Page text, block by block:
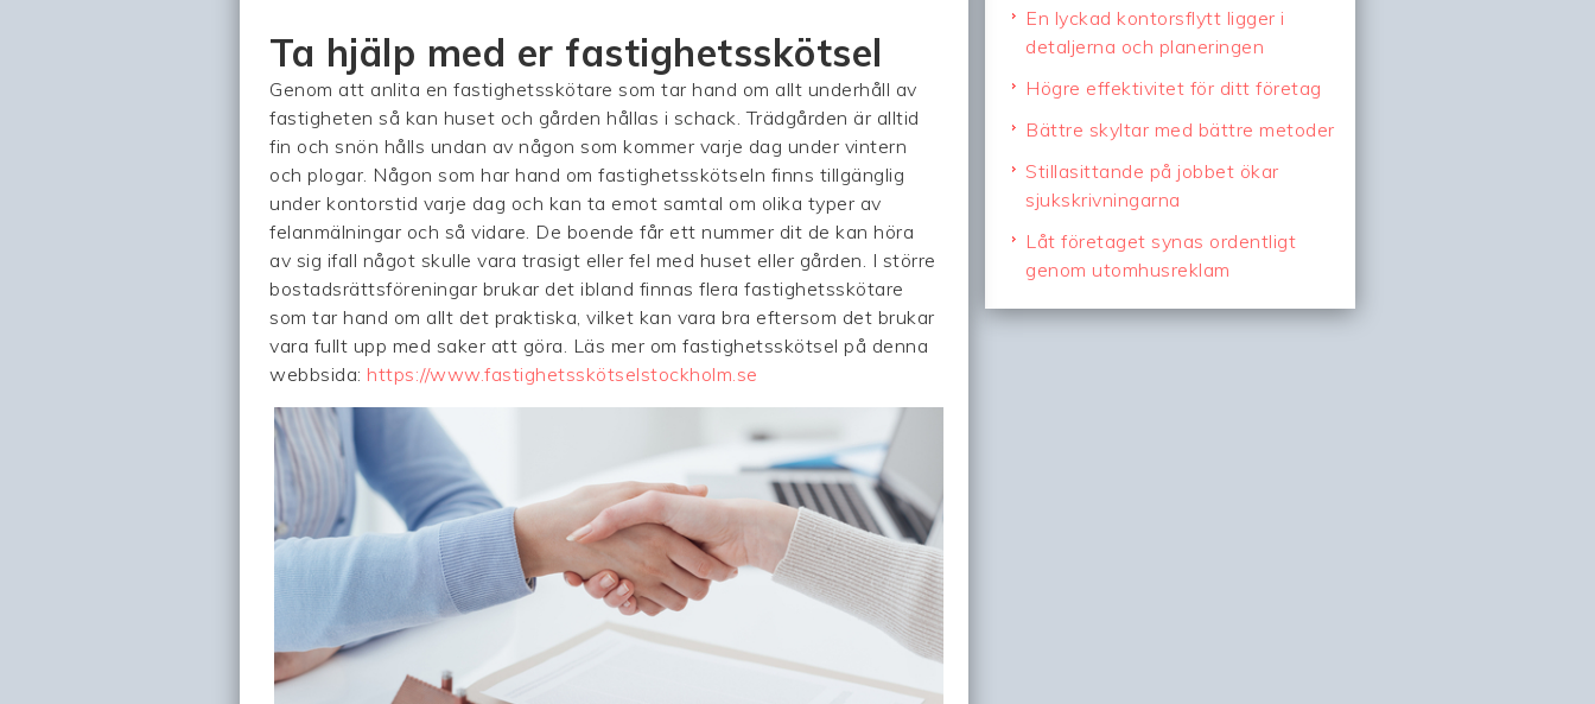
Ta hjälp med er fastighetsskötsel
Genom att anlita en fastighetsskötare som tar hand om allt underhåll av
fastigheten så kan huset och gården hållas i schack. Trädgården är alltid
fin och snön hålls undan av någon som kommer varje dag under vintern
och plogar. Någon som har hand om fastighetsskötseln finns tillgänglig
under kontorstid varje dag och kan ta emot samtal om olika typer av
felanmälningar och så vidare. De boende får ett nummer dit de kan höra
av sig ifall något skulle vara trasigt eller fel med huset eller gården. I större
bostadsrättsföreningar brukar det ibland finnas flera fastighetsskötare
som tar hand om allt det praktiska, vilket kan vara bra eftersom det brukar
vara fullt upp med saker att göra. Läs mer om fastighetsskötsel på denna
webbsida: https://www.fastighetsskötselstockholm.se
En lyckad kontorsflytt ligger i
detaljerna och planeringen
Högre effektivitet för ditt företag
Bättre skyltar med bättre metoder
Stillasittande på jobbet ökar
sjukskrivningarna
Låt företaget synas ordentligt
genom utomhusreklam